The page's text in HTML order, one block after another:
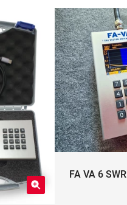
FA VA 6 SWR